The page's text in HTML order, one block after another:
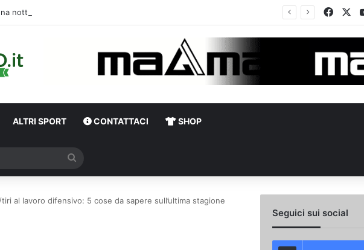
ALTRI SPORT CONTATTACI SHOP
al lavoro difensivo: 5 cose da sapere sull’ultima stagione
Seguici sui social